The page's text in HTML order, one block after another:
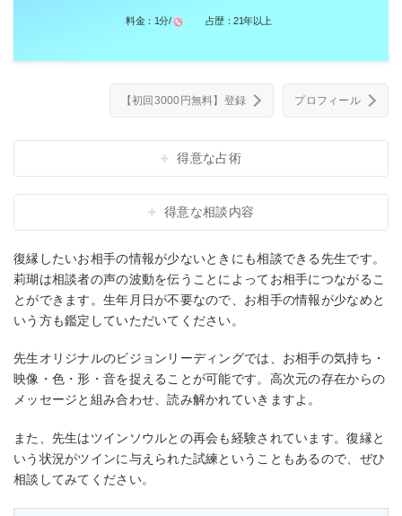
料金： 1分/ 占歴：21年以上
【初回3000円無料】登録 プロフィール
得意な占術
得意な相談内容
復縁したいお相手の情報が少ないときにも相談できる先生です。
莉瑚は相談者の声の波動を伝うことによってお相手につながるこ
とができます。生年月日が不要なので、お相手の情報が少なめと
いう方も鑑定していただいてください。
先生オリジナルのビジョンリーディングでは、お相手の気持ち・
映像・色・形・音を捉えることが可能です。高次元の存在からの
メッセージと組み合わせ、読み解かれていきますよ。
また、先生はツインソウルとの再会も経験されています。復縁と
いう状況がツインに与えられた試練ということもあるので、ぜひ
相談してみてください。